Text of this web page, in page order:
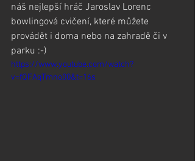
náš nejlepší hráč Jaroslav Lorenc
bowlingová cvičení, které můžete
provádět i doma nebo na zahradě či v
parku :-)
https://www.youtube.com/watch?
v=fQFAqTmno00&t=16s